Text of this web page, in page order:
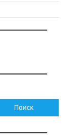
Поиск